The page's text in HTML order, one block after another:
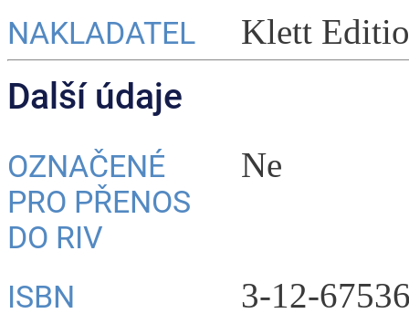
NAKLADATEL Klett
Další údaje
OZNAČENÉ
PRO PŘENOS
DO RIV
Ne
ISBN
3-12-